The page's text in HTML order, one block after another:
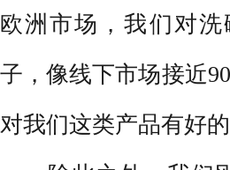
欧洲市场，我们对
子，像线下市场接近
对我们这类产品有好